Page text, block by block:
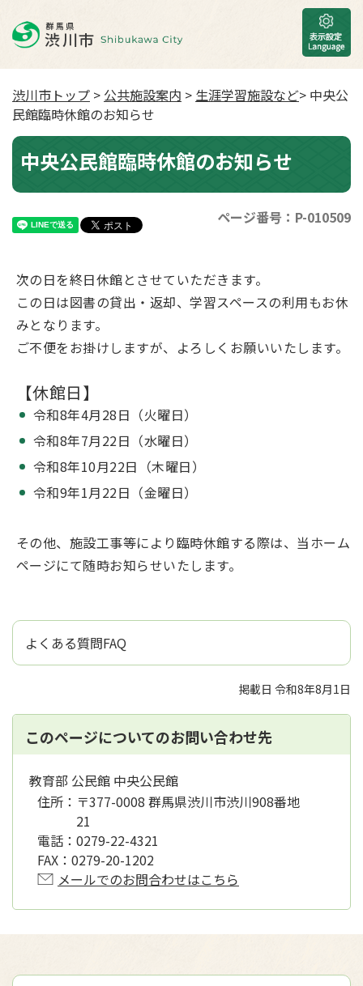
渋川市トップ > 公共施設案内 > 生涯学習施設など> 中央公
民館臨時休館のお知らせ
中央公民館臨時休館のお知らせ
ページ番号：P-010509
次の日を終日休館とさせていただきます。
この日は図書の貸出・返却、学習スペースの利用もお休
みとなります。
ご不便をお掛けしますが、よろしくお願いいたします。
【休館日】
令和8年4月28日（火曜日）
令和8年7月22日（水曜日）
令和8年10月22日（木曜日）
令和9年1月22日（金曜日）
その他、施設工事等により臨時休館する際は、当ホーム
ページにて随時お知らせいたします。
よくある質問FAQ
掲載日 令和8年8月1日
このページについてのお問い合わせ先
教育部 公民館 中央公民館
住所： 〒377-0008 群馬県渋川市渋川908番地
21
電話： 0279-22-4321
FAX： 0279-20-1202
メールでのお問合わせはこちら